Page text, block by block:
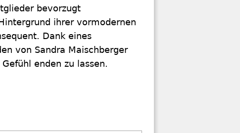
bevorzugt
ihrer vormodernen
Dank eines
von Sandra Maischberger
enden zu lassen.